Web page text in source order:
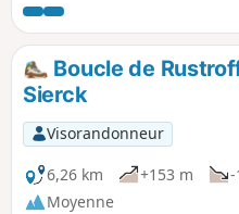
Wasserliescher Berg.
peut y admirer des plantes
naturel. Des sentiers
redescendent le long d'un
finalement à la ville de Konz
de la Sarre.
Boucle de
Sierck
Visorandonneur
6,26 km
+153 m -
Moyenne